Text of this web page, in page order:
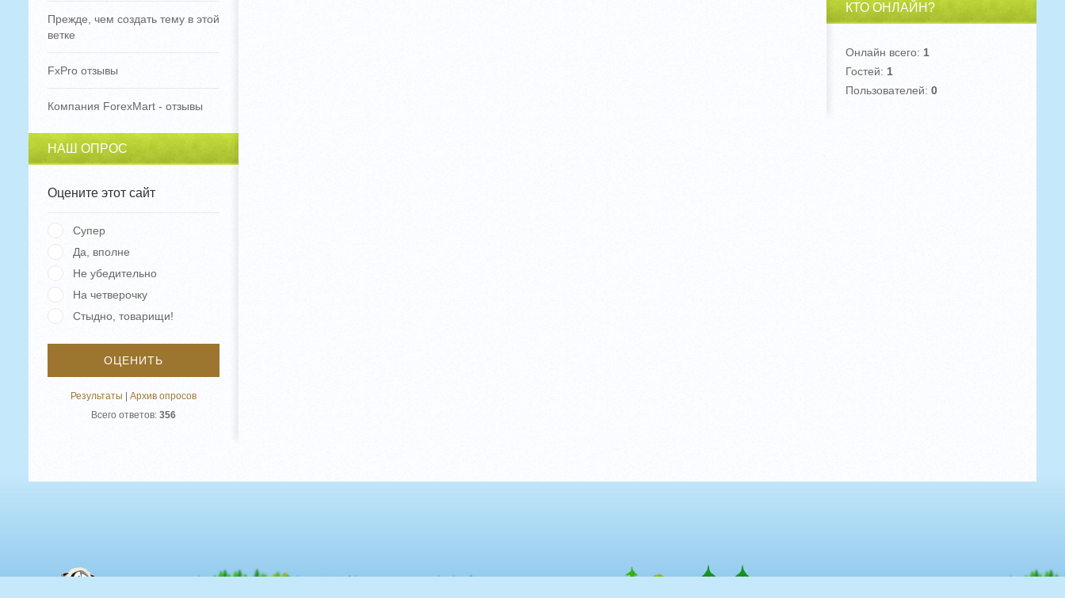
Прежде, чем создать тему в этой
ветке
FxPro отзывы
Компания ForexMart - отзывы
НАШ ОПРОС
Оцените этот сайт
Супер
Да, вполне
Не убедительно
На четверочку
Стыдно, товарищи!
Результаты
Архив опросов
Всего ответов: 356
КТО ОНЛАЙН?
Онлайн всего: 1
Гостей: 1
Пользователей: 0